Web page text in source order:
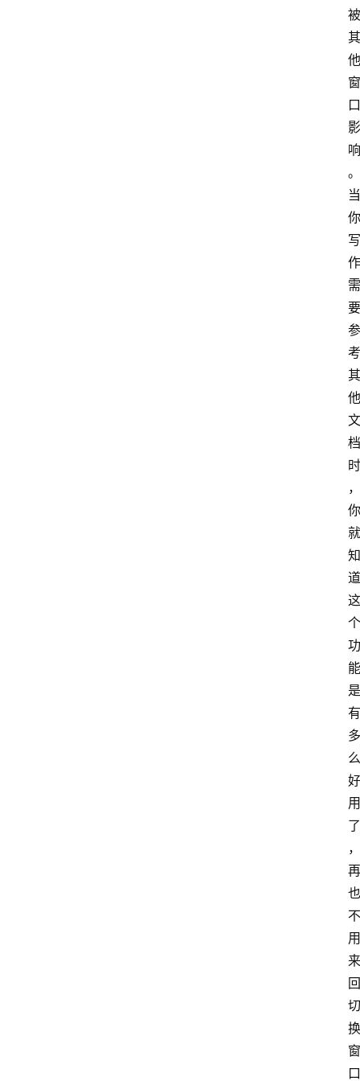
被
其
他
窗
口
影
响
。
当
你
写
作
需
要
参
考
其
他
文
档
时
，
你
就
知
道
这
个
功
能
是
有
多
么
好
用
了
，
再
也
不
用
来
回
切
换
窗
口